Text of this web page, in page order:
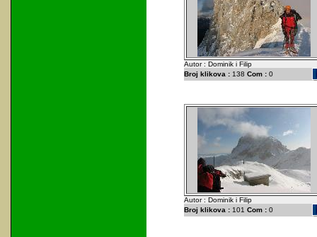
Autor : Dominik i Filip
Broj klikova :138 Com :0
Autor : Dominik i Filip
Broj klikova :101 Com :0